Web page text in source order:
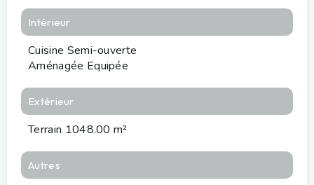
Intérieur
Cuisine Semi-ouverte
Aménagée Equipée
Extérieur
Terrain 1048.00 m²
Autres